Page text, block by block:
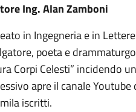
Ing.Alan Zamboni
in Ingegneria e in
poeta e
Corpi Celesti” incidendo
apre il canale
iscritti.